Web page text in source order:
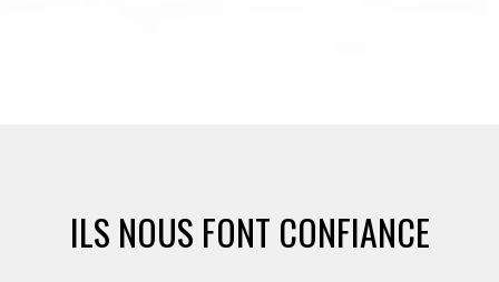
ILS NOUS FONT CONFIANCE